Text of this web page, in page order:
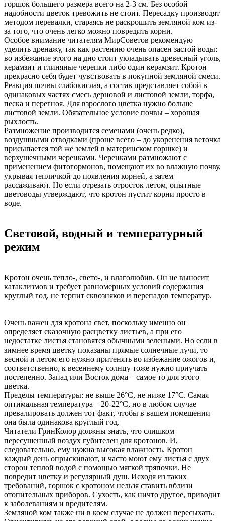
горшок большего размера всего на 2-3 см. Без особой
надобности цветок тревожить не стоит. Пересадку производят
методом перевалки, стараясь не раскрошить земляной ком из-
за того, что очень легко можно повредить корни.
Особое внимание читателям MирСоветoв рекомендую
уделить дренажу, так как растению очень опасен застой воды:
во избежание этого на дно стоит укладывать древесный уголь,
керамзит и глиняные черепки либо один керамзит. Кротон
прекрасно себя будет чувствовать в покупной земляной смеси.
Реакция почвы слабокислая, а состав представляет собой в
одинаковых частях смесь дерновой и листовой земли, торфа,
песка и перегноя. Для взрослого цветка нужно больше
листовой земли. Обязательное условие почвы – хорошая
рыхлость.
Размножение производится семенами (очень редко),
воздушными отводками (проще всего – до укоренения веточка
присыпается той же землей в материнском горшке) и
верхушечными черенками. Черенками размножают с
применением фитогормонов, помещают их во влажную почву,
укрывая тепличкой до появления корней, а затем
рассаживают. Но если отрезать отросток летом, опытные
цветоводы утверждают, что кротон пустит корни просто в
воде.
Световой, водный и температурный
режим
Кротон очень тепло-, свето-, и влаголюбив. Он не выносит
катаклизмов и требует равномерных условий содержания
круглый год, не терпит сквозняков и перепадов температур.
Очень важен для кротона свет, поскольку именно он
определяет сказочную расцветку листьев, а при его
недостатке листья становятся обычными зелеными. Но если в
зимнее время цветку показаны прямые солнечные лучи, то
весной и летом его нужно притенять во избежание ожогов и,
соответственно, к весеннему солнцу тоже нужно приучать
постепенно. Запад или Восток дома – самое то для этого
цветка.
Пределы температуры: не выше 26°С, не ниже 17°С. Самая
оптимальная температура – 20-22°С, но в любом случае
превалировать должен тот факт, чтобы в вашем помещении
она была одинакова круглый год.
Читатели ГринКолор должны знать, что слишком
пересушенный воздух губителен для кротонов. И,
следовательно, ему нужна высокая влажность. Кротон
каждый день опрыскивают, и часто моют ему листья с двух
сторон теплой водой с помощью мягкой тряпочки. Не
повредит цветку и регулярный душ. Исходя из таких
требований, горшок с кротоном нельзя ставить вблизи
отопительных приборов. Сухость, как ничто другое, приводит
к заболеваниям и вредителям.
Земляной ком также ни в коем случае не должен пересыхать.